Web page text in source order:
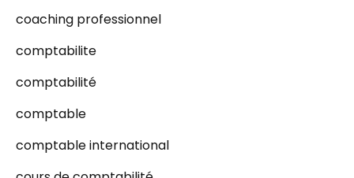
coaching professionnel
comptabilite
comptabilité
comptable
comptable international